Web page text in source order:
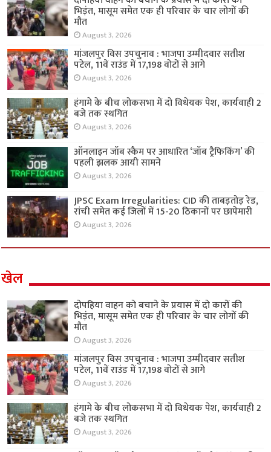
भिड़ंत, मासूम समेत एक ही परिवार के चार लोगों की
मौत
August 3, 2026
मांजलपुर विस उपचुनाव : भाजपा उम्मीदवार सतीश
पटेल, 11वें राउंड में 17,198 वोटों से आगे
August 3, 2026
हंगामे के बीच लोकसभा में दो विधेयक पेश, कार्यवाही 2
बजे तक स्थगित
August 3, 2026
ऑनलाइन जॉब स्कैम पर आधारित ‘जॉब ट्रैफिकिंग’ की
पहली झलक आयी सामने
August 3, 2026
JPSC Exam Irregularities: CID की ताबड़तोड़ रेड,
रांची समेत कई जिलों में 15-20 ठिकानों पर छापेमारी
August 3, 2026
खेल
दोपहिया वाहन को बचाने के प्रयास में दो कारों की
भिड़ंत, मासूम समेत एक ही परिवार के चार लोगों की
मौत
August 3, 2026
मांजलपुर विस उपचुनाव : भाजपा उम्मीदवार सतीश
पटेल, 11वें राउंड में 17,198 वोटों से आगे
August 3, 2026
हंगामे के बीच लोकसभा में दो विधेयक पेश, कार्यवाही 2
बजे तक स्थगित
August 3, 2026